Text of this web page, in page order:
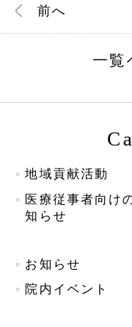
前へ
一覧
地域貢献活動
医療従事者向け
知らせ
お知らせ
院内イベント